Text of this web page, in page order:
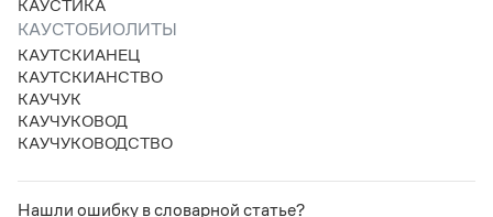
Справочник по фразеологии
Азбучные истины
Словарь-справочник непростые слова
Все справочники портала
Новости и события
КАУСТИКА
КАУСТОБИОЛИТЫ
КАУТСКИАНЕЦ
КАУТСКИАНСТВО
КАУЧУК
КАУЧУКОВОД
КАУЧУКОВОДСТВО
Нашли ошибку в словарной статье?